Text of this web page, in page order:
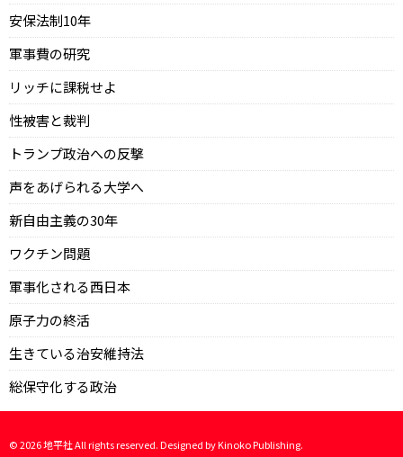
安保法制10年
軍事費の研究
リッチに課税せよ
性被害と裁判
トランプ政治への反撃
声をあげられる大学へ
新自由主義の30年
ワクチン問題
軍事化される西日本
原子力の終活
生きている治安維持法
総保守化する政治
©2026地平社 All rights reserved. Designed byKinoko Publishing.